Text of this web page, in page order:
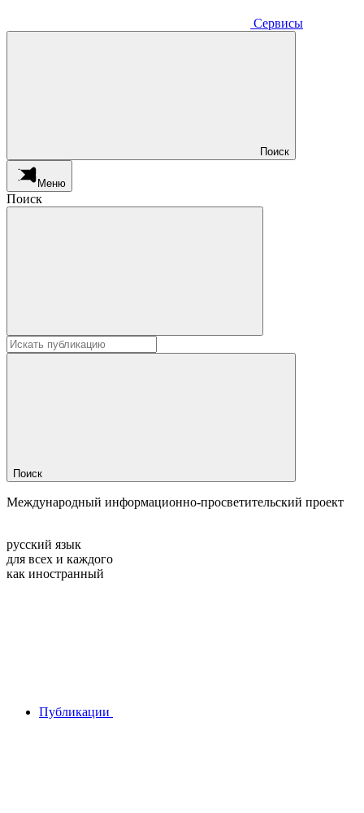
Сервисы
Поиск
Меню
Поиск
Поиск
Международный информационно-просветительский проект
русский язык
для всех и каждого
как иностранный
Публикации